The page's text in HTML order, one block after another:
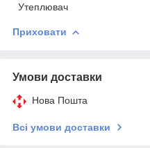
Утеплювач
Приховати
Умови доставки
Нова Пошта
Всі умови доставки